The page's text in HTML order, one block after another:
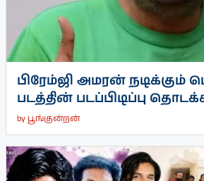
பிரேம்ஜி அமரன் நடிக்கும்
படத்தின் படப்பிடிப்பு
by பூங்குன்றன்